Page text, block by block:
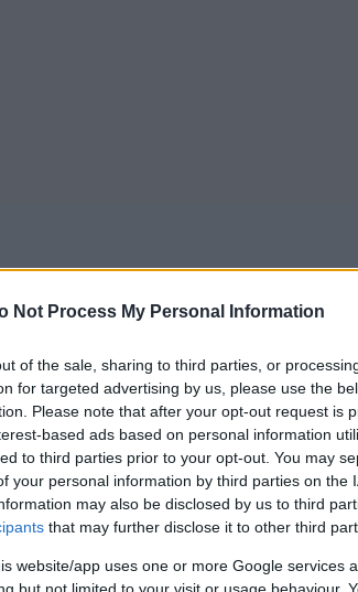
Not Process My Personal Information
of the sale, sharing to third parties, or
for targeted advertising by us, please use the
Please note that after your opt-out request is
based ads based on personal information
to third parties prior to your opt-out. You may
your personal information by third parties on the
may also be disclosed by us to third
that may further disclose it to other third
website/app uses one or more Google services
but not limited to your visit or usage behaviour.
αυτοκίνητο είναι ακριβότερο φέτος
στα 2,0727 ευρώ το λίτρο, έναντι